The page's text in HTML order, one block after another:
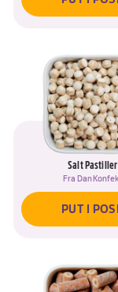
Salt Pastiller
Fra
PUT I